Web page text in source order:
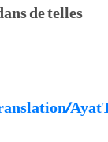
de telles